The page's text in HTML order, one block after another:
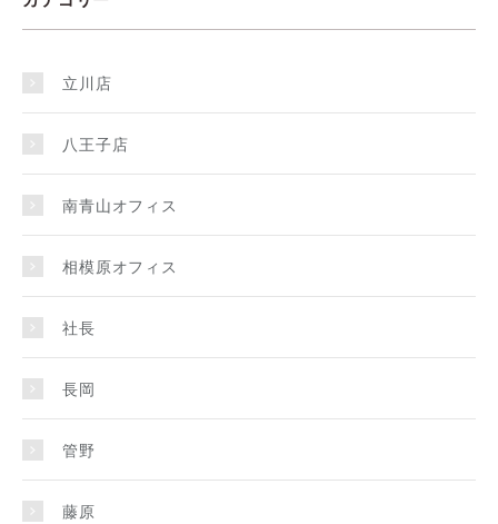
立川店
八王子店
南青山オフィス
相模原オフィス
社長
長岡
管野
藤原